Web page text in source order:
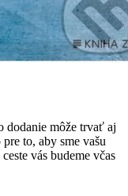
dodanie môže trvať aj
to, aby sme vašu
vás budeme včas